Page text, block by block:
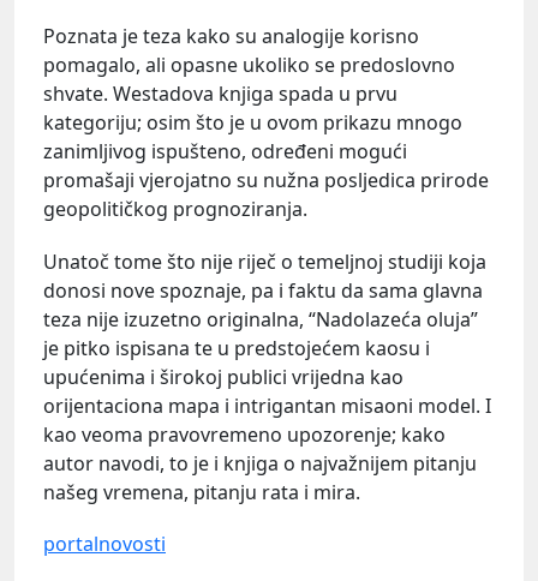
Poznata je teza kako su analogije korisno
pomagalo, ali opasne ukoliko se predoslovno
shvate. Westadova knjiga spada u prvu
kategoriju; osim što je u ovom prikazu mnogo
zanimljivog ispušteno, određeni mogući
promašaji vjerojatno su nužna posljedica prirode
geopolitičkog prognoziranja.
Unatoč tome što nije riječ o temeljnoj studiji koja
donosi nove spoznaje, pa i faktu da sama glavna
teza nije izuzetno originalna, “Nadolazeća oluja”
je pitko ispisana te u predstojećem kaosu i
upućenima i širokoj publici vrijedna kao
orijentaciona mapa i intrigantan misaoni model. I
kao veoma pravovremeno upozorenje; kako
autor navodi, to je i knjiga o najvažnijem pitanju
našeg vremena, pitanju rata i mira.
portalnovosti